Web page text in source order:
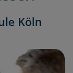
Köln